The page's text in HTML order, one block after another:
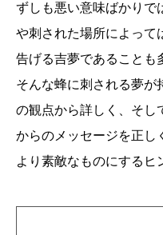
ずしも悪い意味ばかりで
や刺された場所によって
告げる吉夢であることも
そんな蜂に刺される夢が
の観点から詳しく、そし
からのメッセージを正し
より素敵なものにするヒ